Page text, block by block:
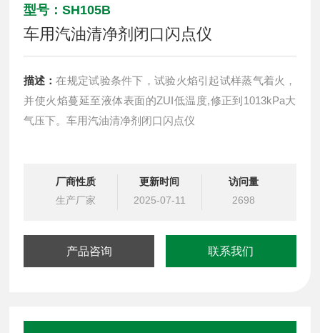
型号：SH105B
车用汽油清净剂闭口闪点仪
描述：在规定试验条件下，试验火焰引起试样蒸气着火，
并使火焰蔓延至液体表面的ZUI低温度,修正到1013kPa大
气压下。车用汽油清净剂闭口闪点仪
厂商性质
生产厂家
更新时间
2025-07-11
访问量
2698
产品咨询 联系我们